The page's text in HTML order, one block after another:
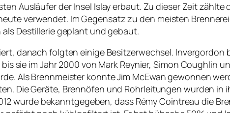
Ausläufer der Insel Islay erbaut. Zu dieser Zeit
verwendet. Im Gegensatz zu den meisten
Destillerie geplant und gebaut.
danach folgten einige Besitzerwechsel. Invergordon
sie im Jahr 2000 von Mark Reynier, Simon Coughlin
Als Brennmeister konnte Jim McEwan gewonnen
Die Geräte, Brennöfen und Rohrleitungen wurden in
wurde bekanntgegeben, dass Rémy Cointreau die